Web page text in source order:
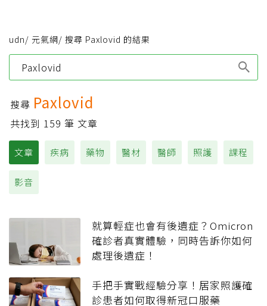
udn/ 元氣網/ 搜尋 Paxlovid 的結果
搜尋 Paxlovid
共找到 159 筆 文章
文章 疾病 藥物 醫材 醫師 照護 課程
影音
就算輕症也會有後遺症？Omicron
確診者真實體驗，同時告訴你如何
處理後遺症！
手把手實戰經驗分享！居家照護確
診患者如何取得新冠口服藥